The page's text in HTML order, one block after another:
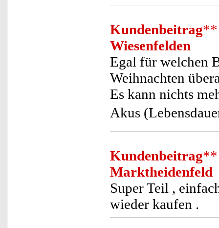
Kundenbeitrag**
Wiesenfelden
Egal für welchen
Weihnachten
Es kann nichts
Akus
Kundenbeitrag**
Marktheidenfeld
Super Teil ,
wieder kaufen .